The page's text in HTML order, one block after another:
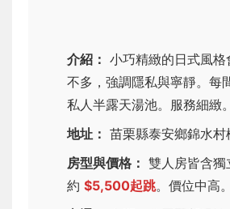
介紹： 小巧精緻的日式風格
不多，強調隱私與寧靜。每
私人半露天湯池。服務細緻。
地址： 苗栗縣泰安鄉錦水
房型與價格： 雙人房皆含獨
約 $5,500起跳。價位中高。